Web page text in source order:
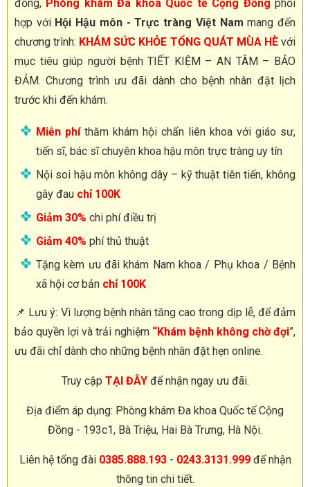
đồng, Phòng khám Đa khoa Quốc tế Cộng Đồng phối
hợp với Hội Hậu môn - Trực tràng Việt Nam mang đến
chương trình: KHÁM SỨC KHỎE TỔNG QUÁT MÙA HÈvới
mục tiêu giúp người bệnh TIẾT KIỆM – AN TÂM – BẢO
ĐẢM. Chương trình ưu đãi dành cho bệnh nhân đặt lịch
trước khi đến khám.
Miễn phíthăm khám hội chẩn liên khoa với giáo sư,
tiến sĩ, bác sĩ chuyên khoa hậu môn trực tràng uy tín
Nội soi hậu môn không dây – kỹ thuật tiên tiến, không
gây đau chỉ 100K
Giảm 30% chi phí điều trị
Giảm 40% phí thủ thuật
Tặng kèm ưu đãi khám Nam khoa / Phụ khoa / Bệnh
xã hội cơ bản chỉ 100K
📌 Lưu ý: Vì lượng bệnh nhân tăng cao trong dịp lễ, để đảm
bảo quyền lợi và trải nghiệm “Khám bệnh không chờ đợi”,
ưu đãi chỉ dành cho những bệnh nhân đặt hẹn online.
Truy cập TẠI ĐÂYđể nhận ngay ưu đãi.
Địa điểm áp dụng: Phòng khám Đa khoa Quốc tế Cộng
Đồng - 193c1, Bà Triệu, Hai Bà Trưng, Hà Nội.
Liên hệ tổng đài 0385.888.193- 0243.3131.999để nhận
thông tin chi tiết.